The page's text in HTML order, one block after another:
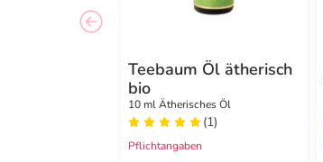
Teebaum Öl ätherisch
bio
10 ml Ätherisches Öl
(1)
Pflichtangaben